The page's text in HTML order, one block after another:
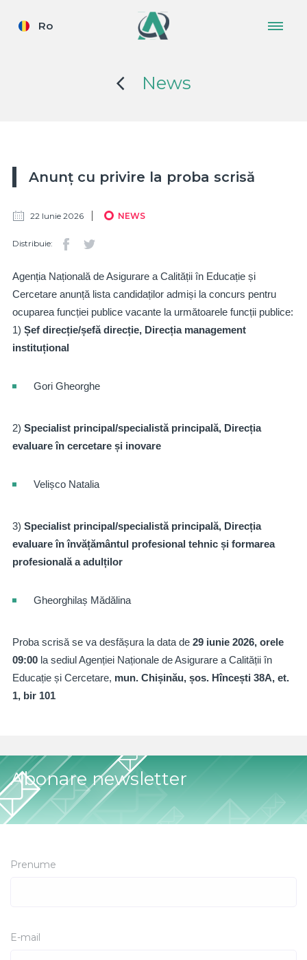
Ro
News
Anunț cu privire la proba scrisă
22 Iunie 2026 NEWS
Distribuie:
Agenția Națională de Asigurare a Calității în Educație și
Cercetare anunță lista candidaților admiși la concurs pentru
ocuparea funcției publice vacante la următoarele funcții publice:
1) Șef direcție/șefă direcție, Direcția management
instituțional
Gori Gheorghe
2) Specialist principal/specialistă principală, Direcția
evaluare în cercetare și inovare
Velișco Natalia
3) Specialist principal/specialistă principală, Direcția
evaluare în învățământul profesional tehnic și formarea
profesională a adulților
Gheorghilaș Mădălina
Proba scrisă se va desfășura la data de 29 iunie 2026, orele
09:00 la sediul Agenției Naționale de Asigurare a Calității în
Educație și Cercetare, mun. Chișinău, șos. Hîncești 38A, et.
1, bir 101
Abonare newsletter
Prenume
E-mail